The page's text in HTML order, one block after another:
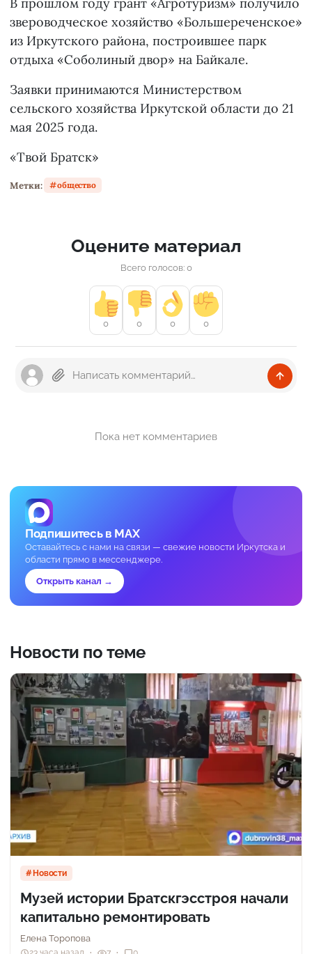
В прошлом году грант «Агротуризм» получило
звероводческое хозяйство «Большереченское»
из Иркутского района, построившее парк
отдыха «Соболиный двор» на Байкале.
Заявки принимаются Министерством
сельского хозяйства Иркутской области до 21
мая 2025 года.
«Твой Братск»
Метки: общество
Оцените материал
Всего голосов: 0
0 0 0 0
Пока нет комментариев
Подпишитесь в MAX
Оставайтесь с нами на связи — свежие новости Иркутска и
области прямо в мессенджере.
Открыть канал →
Новости по теме
Новости
Музей истории Братскгэсстроя начали
капитально ремонтировать
Елена Торопова